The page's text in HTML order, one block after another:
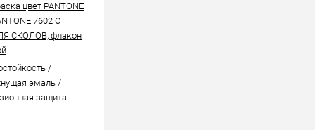
цвет PANTONE
7602 C
СКОЛОВ, флакон
/
эмаль /
защита